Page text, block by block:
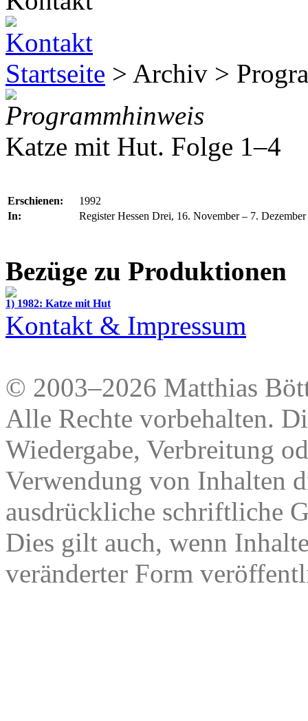
Startseite > Archiv >
Programmhinweis
Katze mit Hut. Folge 1–4
Erschienen:
1992
In:
Register Hessen Drei, 16. November – 7.
Bezüge zu Produktionen
1) 1982: Katze mit Hut
Kontakt & Impressum
© 2003–2026 Matthias
Alle Rechte vorbehalten.
Wiedergabe, Verbreitung
Verwendung von Inhalten
ausdrückliche schriftliche
Dies gilt auch, wenn
veränderter Form